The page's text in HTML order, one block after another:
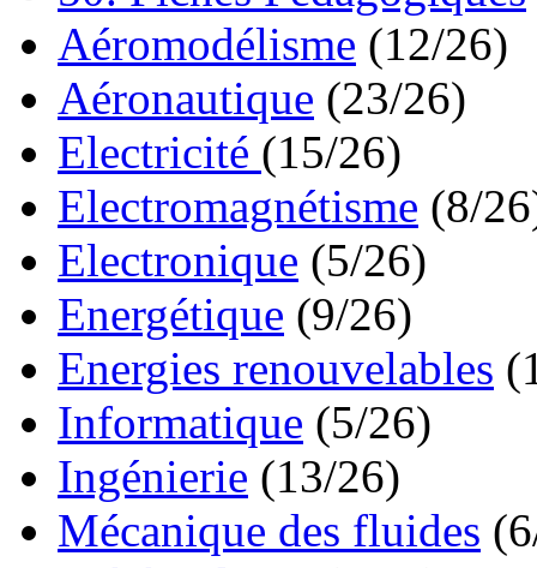
Aéromodélisme (12/26)
Aéronautique (23/26)
Electricité (15/26)
Electromagnétisme (8/
Electronique (5/26)
Energétique (9/26)
Energies renouvelables
Informatique (5/26)
Ingénierie (13/26)
Mécanique des fluides